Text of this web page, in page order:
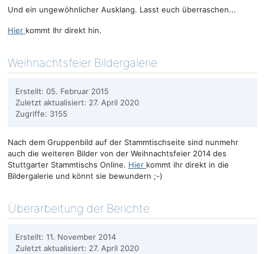
Und ein ungewöhnlicher Ausklang. Lasst euch überraschen...
Hier kommt Ihr direkt hin.
Weihnachtsfeier Bildergalerie
Erstellt: 05. Februar 2015
Zuletzt aktualisiert: 27. April 2020
Zugriffe: 3155
Nach dem Gruppenbild auf der Stammtischseite sind nunmehr
auch die weiteren Bilder von der Weihnachtsfeier 2014 des
Stuttgarter Stammtischs Online. Hier kommt ihr direkt in die
Bildergalerie und könnt sie bewundern ;-)
Überarbeitung der Berichte
Erstellt: 11. November 2014
Zuletzt aktualisiert: 27. April 2020